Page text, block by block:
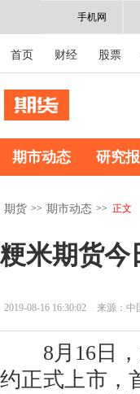
手机网
首页 财经 股票
期市动态 研究
期货 >> 期市动态 >> 正文
粳米期货今
2019-08-16 16:30:02 来源：中
8月16日，
约正式上市，